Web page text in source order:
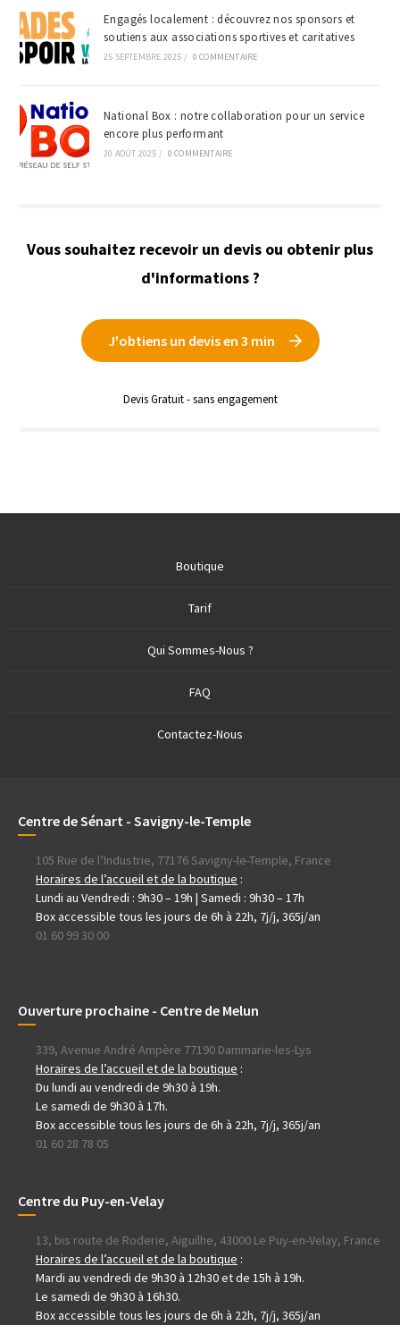
Engagés localement : découvrez nos sponsors et
soutiens aux associations sportives et caritatives
25 SEPTEMBRE 2025 / 0 COMMENTAIRE
National Box : notre collaboration pour un service
encore plus performant
20 AOÛT 2025 / 0 COMMENTAIRE
Vous souhaitez recevoir un devis ou obtenir plus
d'informations ?
J'obtiens un devis en 3 min
Devis Gratuit - sans engagement
Boutique
Tarif
Qui Sommes-Nous ?
FAQ
Contactez-Nous
Centre de Sénart - Savigny-le-Temple
105 Rue de l’Industrie, 77176 Savigny-le-Temple, France
Horaires de l’accueil et de la boutique :
Lundi au Vendredi : 9h30 – 19h | Samedi : 9h30 – 17h
Box accessible tous les jours de 6h à 22h, 7j/j, 365j/an
01 60 99 30 00
Ouverture prochaine - Centre de Melun
339, Avenue André Ampère 77190 Dammarie-les-Lys
Horaires de l’accueil et de la boutique :
Du lundi au vendredi de 9h30 à 19h.
Le samedi de 9h30 à 17h.
Box accessible tous les jours de 6h à 22h, 7j/j, 365j/an
01 60 28 78 05
Centre du Puy-en-Velay
13, bis route de Roderie, Aiguilhe, 43000 Le Puy-en-Velay, France
Horaires de l’accueil et de la boutique :
Mardi au vendredi de 9h30 à 12h30 et de 15h à 19h.
Le samedi de 9h30 à 16h30.
Box accessible tous les jours de 6h à 22h, 7j/j, 365j/an